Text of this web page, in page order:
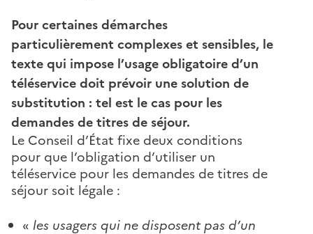
Pour certaines démarches
particulièrement complexes et sensibles, le
texte qui impose l’usage obligatoire d’un
téléservice doit prévoir une solution de
substitution : tel est le cas pour les
demandes de titres de séjour.
Le Conseil d’État fixe deux conditions
pour que l’obligation d’utiliser un
téléservice pour les demandes de titres de
séjour soit légale :
« les usagers qui ne disposent pas d’un